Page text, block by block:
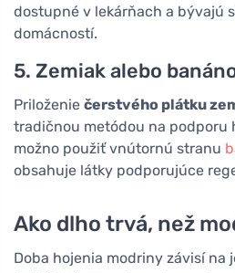
dostupné v lekárňach a bývajú
domácností.
5. Zemiak alebo
Priloženie čerstvého plátku
tradičnou metódou na podporu
možno použiť vnútornú stranu
obsahuje látky podporujúce
Ako dlho trvá, než
Doba hojenia modriny závisí na